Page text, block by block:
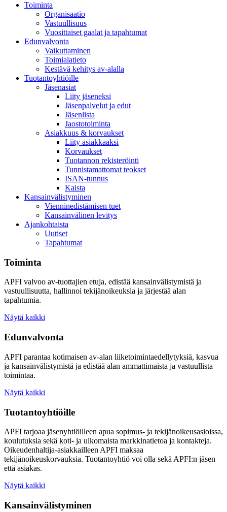
Toiminta
Organisaatio
Vastuullisuus
Vuosittaiset gaalat ja tapahtumat
Edunvalvonta
Vaikuttaminen
Toimialatieto
Kestävä kehitys av-alalla
Tuotantoyhtiöille
Jäsenasiat
Liity jäseneksi
Jäsenpalvelut ja edut
Jäsenlista
Jaostotoiminta
Asiakkuus & korvaukset
Liity asiakkaaksi
Korvaukset
Tuotannon rekisteröinti
Tunnistamattomat teokset
ISAN-tunnus
Kaista
Kansainvälistyminen
Vienninedistämisen tuet
Kansainvälinen levitys
Ajankohtaista
Uutiset
Tapahtumat
Toiminta
APFI valvoo av-tuottajien etuja, edistää kansainvälistymistä ja
vastuullisuutta, hallinnoi tekijänoikeuksia ja järjestää alan
tapahtumia.
Näytä kaikki
Edunvalvonta
APFI parantaa kotimaisen av-alan liiketoimintaedellytyksiä, kasvua
ja kansainvälistymistä ja edistää alan ammattimaista ja vastuullista
toimintaa.
Näytä kaikki
Tuotantoyhtiöille
APFI tarjoaa jäsenyhtiöilleen apua sopimus- ja tekijänoikeusasioissa,
koulutuksia sekä koti- ja ulkomaista markkinatietoa ja kontakteja.
Oikeudenhaltija-asiakkailleen APFI maksaa
tekijänoikeuskorvauksia. Tuotantoyhtiö voi olla sekä APFI:n jäsen
että asiakas.
Näytä kaikki
Kansainvälistyminen